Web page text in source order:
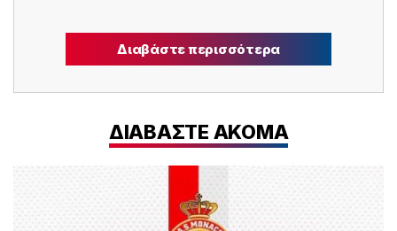
Διαβάστε περισσότερα
ΔΙΑΒΑΣΤΕ ΑΚΟΜΑ